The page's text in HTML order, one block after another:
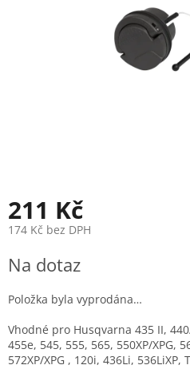
211 Kč
174 Kč bez DPH
cena:
Na dotaz
Položka byla vyprodána…
Vhodné pro Husqvarna 435 II,
455e, 545, 555, 565, 550XP/XPG,
572XP/XPG , 120i, 436Li, 536LiXP,